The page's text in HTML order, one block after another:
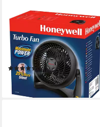
HONEYWELL
Turboventilator HT-900E4
39 dB Lautstärke max.
3 Geschwindigkeitsstufen
40 W Leistung
(15)
35,69 €
lieferbar - in 2-3 Werktagen bei dir